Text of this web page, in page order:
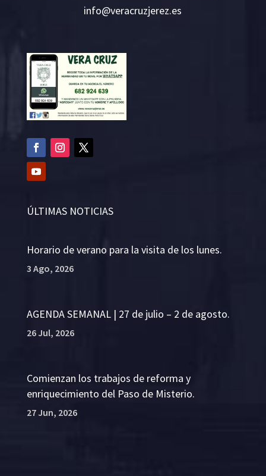
se.ze
rejzu
rcare
v@ofn
i
ÚLTIMAS NOTICIAS
Horario de verano para la visita de los lunes.
3 Ago, 2026
AGENDA SEMANAL | 27 de julio – 2 de agosto.
26 Jul, 2026
Comienzan los trabajos de reforma y
enriquecimiento del Paso de Misterio.
27 Jun, 2026